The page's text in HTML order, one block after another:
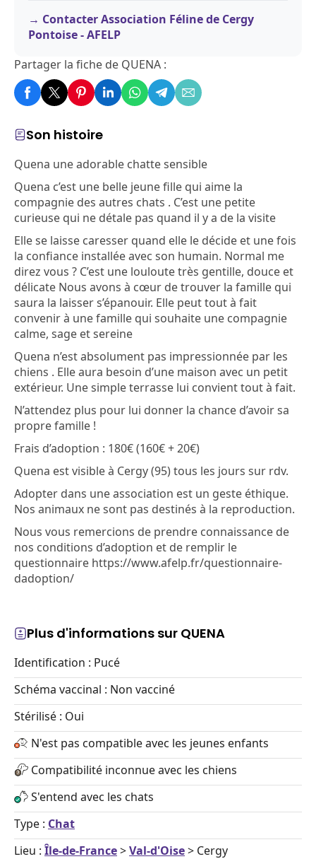
Son histoire
Quena une adorable chatte sensible
Quena c’est une belle jeune fille qui aime la
compagnie des autres chats . C’est une petite
curieuse qui ne détale pas quand il y a de la visite
Elle se laisse caresser quand elle le décide et une fois
la confiance installée avec son humain. Normal me
direz vous ? C’est une louloute très gentille, douce et
délicate Nous avons à cœur de trouver la famille qui
saura la laisser s’épanouir. Elle peut tout à fait
convenir à une famille qui souhaite une compagnie
calme, sage et sereine
Quena n’est absolument pas impressionnée par les
chiens . Elle aura besoin d’une maison avec un petit
extérieur. Une simple terrasse lui convient tout à fait.
N’attendez plus pour lui donner la chance d’avoir sa
propre famille !
Frais d’adoption : 180€ (160€ + 20€)
Quena est visible à Cergy (95) tous les jours sur rdv.
Adopter dans une association est un geste éthique.
Nos animaux ne sont pas destinés à la reproduction.
Nous vous remercions de prendre connaissance de
nos conditions d’adoption et de remplir le
questionnaire https://www.afelp.fr/questionnaire-
dadoption/
Plus d'informations sur QUENA
Identification : Pucé
Schéma vaccinal : Non vacciné
Stérilisé : Oui
N'est pas compatible avec les jeunes enfants
Compatibilité inconnue avec les chiens
S'entend avec les chats
Type : Chat
Lieu : Île-de-France>Val-d'Oise> Cergy
Contacter Association Féline de Cergy
Pontoise - AFELP
Partager la fiche de QUENA :